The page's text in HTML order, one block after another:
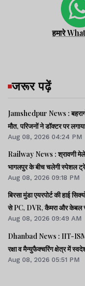
हमारे
जरूर पढ़ें
Jamshedpur News :
मौत, परिजनों ने डॉक्टर पर
Aug 08, 2026 04:24 PM
Railway News : श्रावणी मेले
भागलपुर के बीच चलेगी स्पेशल
Aug 08, 2026 09:18 PM
बिरसा मुंडा एयरपोर्ट की हाई
से PC, DVR, कैमरा और केबल
Aug 08, 2026 09:49 AM
Dhanbad News : IIT-
रक्षा व मैन्युफैक्चरिंग क्षेत्र में
Aug 08, 2026 05:51 PM